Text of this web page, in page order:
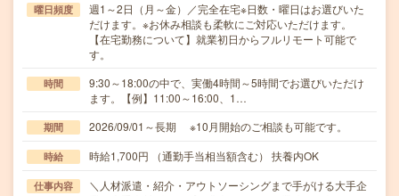
曜日頻度
週1～2日（月～金）／完全在宅※日数・曜日はお選びいた
だけます。※お休み相談も柔軟にご対応いただけます。
【在宅勤務について】就業初日からフルリモート可能で
す。
時間
9:30～18:00の中で、実働4時間～5時間でお選びいただけ
ます。【例】11:00～16:00、1…
期間 2026/09/01～長期 ※10月開始のご相談も可能です。
時給 時給1,700円 （通勤手当相当額含む） 扶養内OK
仕事内容
＼人材派遣・紹介・アウトソーシングまで手がける大手企